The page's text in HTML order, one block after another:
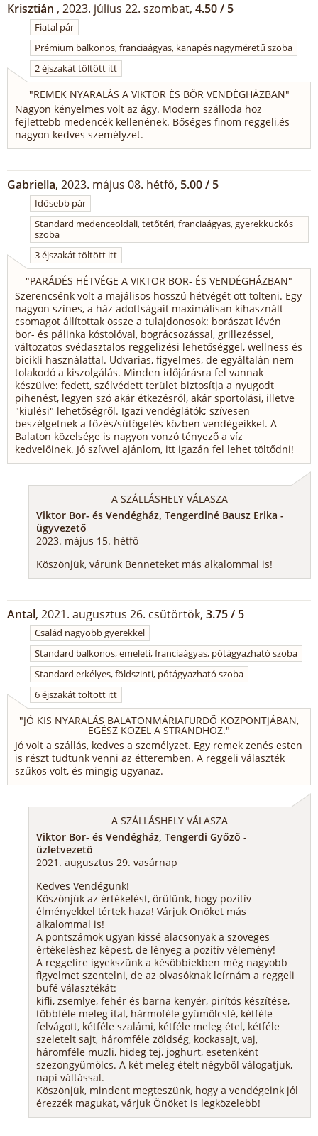
Krisztián , 2023. július 22. szombat, 4.50 / 5
Fiatal pár
Prémium balkonos, franciaágyas, kanapés nagyméretű szoba
2 éjszakát töltött itt
"REMEK NYARALÁS A VIKTOR ÉS BŐR VENDÉGHÁZBAN"
Nagyon kényelmes volt az ágy. Modern szálloda hoz
fejlettebb medencék kellenének. Bőséges finom reggeli,és
nagyon kedves személyzet.
Gabriella, 2023. május 08. hétfő, 5.00 / 5
Idősebb pár
Standard medenceoldali, tetőtéri, franciaágyas, gyerekkuckós
szoba
3 éjszakát töltött itt
"PARÁDÉS HÉTVÉGE A VIKTOR BOR- ÉS VENDÉGHÁZBAN"
Szerencsénk volt a majálisos hosszú hétvégét ott tölteni. Egy
nagyon színes, a ház adottságait maximálisan kihasznált
csomagot állítottak össze a tulajdonosok: borászat lévén
bor- és pálinka kóstolóval, bográcsozással, grillezéssel,
változatos svédasztalos reggelizési lehetőséggel, wellness és
bicikli használattal. Udvarias, figyelmes, de egyáltalán nem
tolakodó a kiszolgálás. Minden időjárásra fel vannak
készülve: fedett, szélvédett terület biztosítja a nyugodt
pihenést, legyen szó akár étkezésről, akár sportolási, illetve
"kiülési" lehetőségről. Igazi vendéglátók; szívesen
beszélgetnek a főzés/sütögetés közben vendégeikkel. A
Balaton közelsége is nagyon vonzó tényező a víz
kedvelőinek. Jó szívvel ajánlom, itt igazán fel lehet töltődni!
A SZÁLLÁSHELY VÁLASZA
Viktor Bor- és Vendégház, Tengerdiné Bausz Erika -
ügyvezető
2023. május 15. hétfő
Köszönjük, várunk Benneteket más alkalommal is!
Antal, 2021. augusztus 26. csütörtök, 3.75 / 5
Család nagyobb gyerekkel
Standard balkonos, emeleti, franciaágyas, pótágyazható szoba
Standard erkélyes, földszinti, pótágyazható szoba
6 éjszakát töltött itt
"JÓ KIS NYARALÁS BALATONMÁRIAFÜRDŐ KÖZPONTJÁBAN,
EGÉSZ KÖZEL A STRANDHOZ."
Jó volt a szállás, kedves a személyzet. Egy remek zenés esten
is részt tudtunk venni az étteremben. A reggeli választék
szűkös volt, és mingig ugyanaz.
A SZÁLLÁSHELY VÁLASZA
Viktor Bor- és Vendégház, Tengerdi Győző -
üzletvezető
2021. augusztus 29. vasárnap
Kedves Vendégünk!
Köszönjük az értékelést, örülünk, hogy pozitív
élményekkel tértek haza! Várjuk Önöket más
alkalommal is!
A pontszámok ugyan kissé alacsonyak a szöveges
értékeléshez képest, de lényeg a pozitív vélemény!
A reggelire igyekszünk a későbbiekben még nagyobb
figyelmet szentelni, de az olvasóknak leírnám a reggeli
büfé választékát:
kifli, zsemlye, fehér és barna kenyér, pirítós készítése,
többféle meleg ital, hármoféle gyümölcslé, kétféle
felvágott, kétféle szalámi, kétféle meleg étel, kétféle
szeletelt sajt, háromféle zöldség, kockasajt, vaj,
háromféle müzli, hideg tej, joghurt, esetenként
szezongyümölcs. A két meleg ételt négyből válogatjuk,
napi váltással.
Köszönjük, mindent megteszünk, hogy a vendégeink jól
érezzék magukat, várjuk Önöket is legközelebb!